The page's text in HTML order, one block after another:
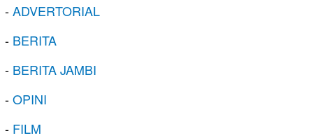
-ADVERTORIAL
- BERITA
- BERITA JAMBI
-OPINI
- FILM